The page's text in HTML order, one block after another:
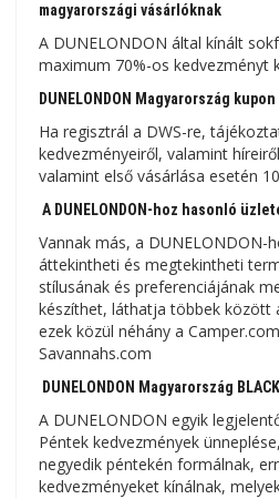
magyarországi vásárlóknak
A DUNELONDON által kínált
maximum 70%-os kedvezményt
DUNELONDON Magyarország
Ha regisztrál a DWS-re,
kedvezményeiről, valamint
valamint első vásárlása esetén
A DUNELONDON-hoz hasonló
Vannak más, a DUNELONDON-
áttekintheti és megtekintheti
stílusának és preferenciájának
készíthet, láthatja többek között
ezek közül néhány a
Savannahs.com
DUNELONDON Magyarország
A DUNELONDON egyik
Péntek kedvezmények
negyedik péntekén formálnak,
kedvezményeket kínálnak,